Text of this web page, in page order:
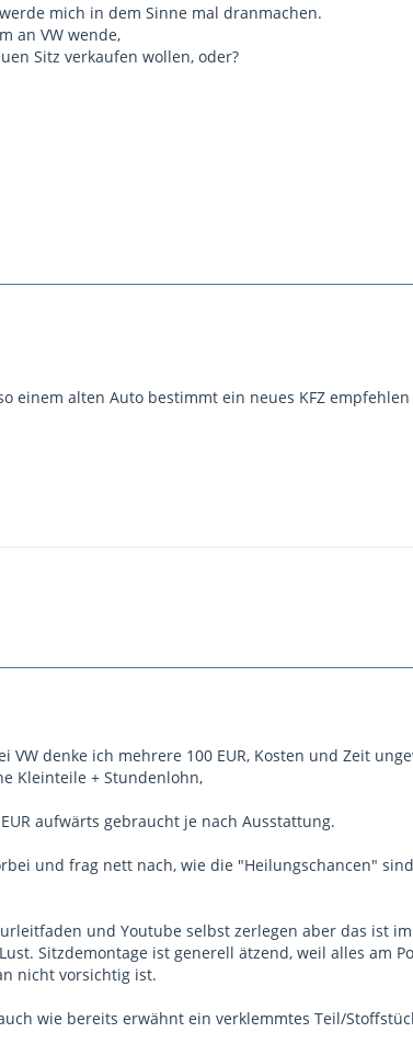
mich in dem Sinne mal dranmachen.
an VW wende,
Sitz verkaufen wollen, oder?
einem alten Auto bestimmt ein neues KFZ empfehlen
VW denke ich mehrere 100 EUR, Kosten und Zeit
Kleinteile + Stundenlohn,
aufwärts gebraucht je nach Ausstattung.
und frag nett nach, wie die "Heilungschancen"
und Youtube selbst zerlegen aber das ist
Sitzdemontage ist generell ätzend, weil alles am
nicht vorsichtig ist.
wie bereits erwähnt ein verklemmtes Teil/